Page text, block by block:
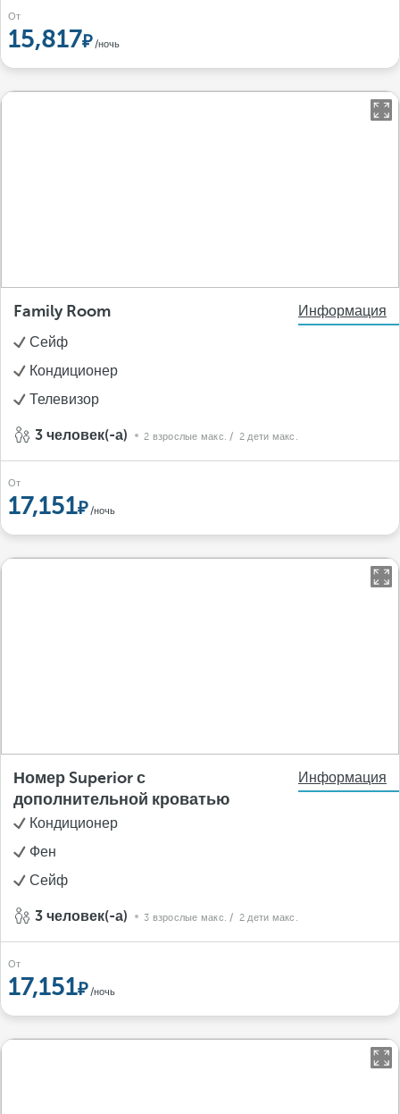
От
15,817 /ночь
Family Room
Информация
Сейф
Кондиционер
Телевизор
3 человек(-а) 2 взрослые макс. / 2 дети макс.
От
17,151 /ночь
Номер Superior с
дополнительной кроватью
Информация
Кондиционер
Фен
Сейф
3 человек(-а) 3 взрослые макс. / 2 дети макс.
От
17,151 /ночь